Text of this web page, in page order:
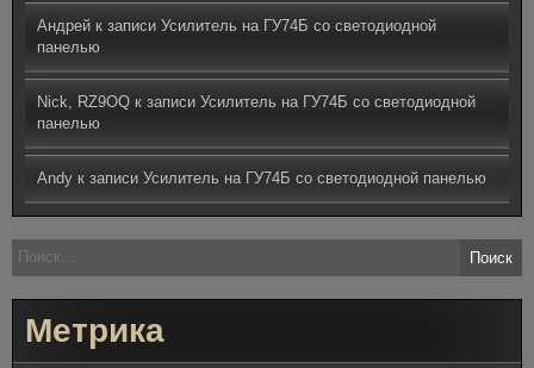
Андрей к записи Усилитель на ГУ74Б со светодиодной
панелью
Nick, RZ9OQ к записи Усилитель на ГУ74Б со светодиодной
панелью
Andy к записи Усилитель на ГУ74Б со светодиодной панелью
Найти:
Метрика